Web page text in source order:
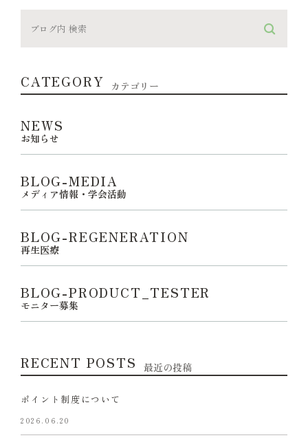
CATEGORY カテゴリー
NEWS
お知らせ
BLOG-MEDIA
メディア情報・学会活動
BLOG-REGENERATION
再生医療
BLOG-PRODUCT_TESTER
モニター募集
RECENT POSTS 最近の投稿
ポイント制度について
2026.06.20